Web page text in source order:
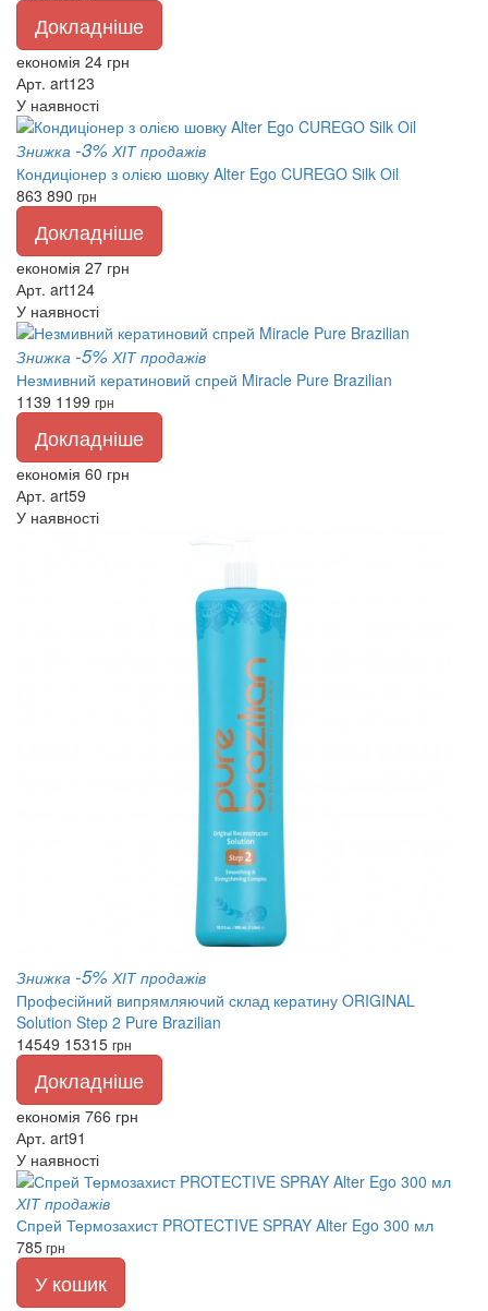
Докладніше
економія 24 грн
Арт. art123
У наявності
Знижка -3% ХІТ продажів
Кондиціонер з олією шовку Alter Ego CUREGO Silk Oil
863 890 грн
Докладніше
економія 27 грн
Арт. art124
У наявності
Знижка -5% ХІТ продажів
Незмивний кератиновий спрей Miracle Pure Brazilian
1139 1199 грн
Докладніше
економія 60 грн
Арт. art59
У наявності
Знижка -5% ХІТ продажів
Професійний випрямляючий склад кератину ORIGINAL
Solution Step 2 Pure Brazilian
14549 15315 грн
Докладніше
економія 766 грн
Арт. art91
У наявності
ХІТ продажів
Спрей Термозахист PROTECTIVE SPRAY Alter Ego 300 мл
785грн
У кошик